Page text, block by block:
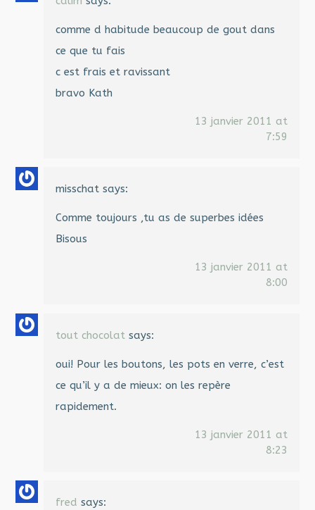
comme d habitude beaucoup de gout dans
ce que tu fais
c est frais et ravissant
bravo Kath
13 janvier 2011 at
7:59
misschat says:
Comme toujours ,tu as de superbes idées
Bisous
13 janvier 2011 at
8:00
tout chocolat says:
oui! Pour les boutons, les pots en verre, c’est
ce qu’il y a de mieux: on les repère
rapidement.
13 janvier 2011 at
8:23
fred says: